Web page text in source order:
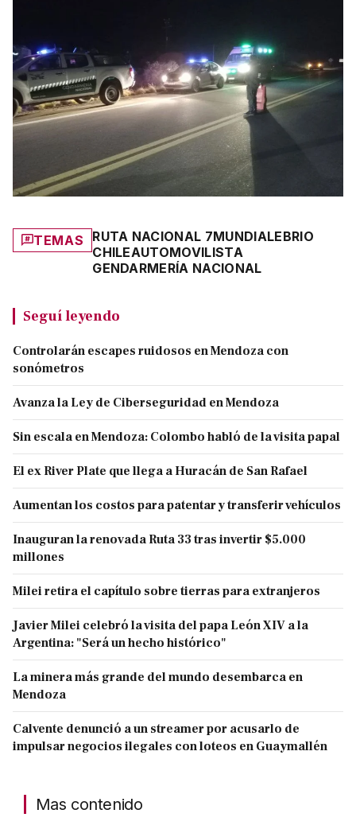
TEMAS RUTA NACIONAL 7MUNDIALEBRIO
CHILEAUTOMOVILISTA
GENDARMERÍA NACIONAL
Seguí leyendo
Controlarán escapes ruidosos en Mendoza con
sonómetros
Avanza la Ley de Ciberseguridad en Mendoza
Sin escala en Mendoza: Colombo habló de la visita papal
El ex River Plate que llega a Huracán de San Rafael
Aumentan los costos para patentar y transferir vehículos
Inauguran la renovada Ruta 33 tras invertir $5.000
millones
Milei retira el capítulo sobre tierras para extranjeros
Javier Milei celebró la visita del papa León XIV a la
Argentina: "Será un hecho histórico"
La minera más grande del mundo desembarca en
Mendoza
Calvente denunció a un streamer por acusarlo de
impulsar negocios ilegales con loteos en Guaymallén
Mas contenido